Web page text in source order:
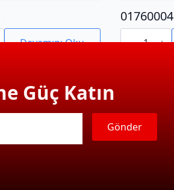
Devamını Oku
01760004
01760004
adet
Güç Katın
Gönder